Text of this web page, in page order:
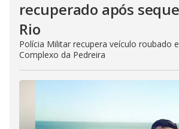
recuperado após
Rio
Polícia Militar recupera veículo roubado
Complexo da Pedreira